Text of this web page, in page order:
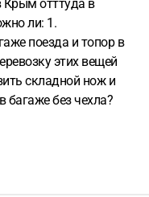
Крым отттуда в
ли: 1.
поезда и топор в
этих вещей
складной нож и
без чехла?